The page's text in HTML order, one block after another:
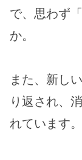
で、思わず
か​。
また、新し
り返され、
れています​。